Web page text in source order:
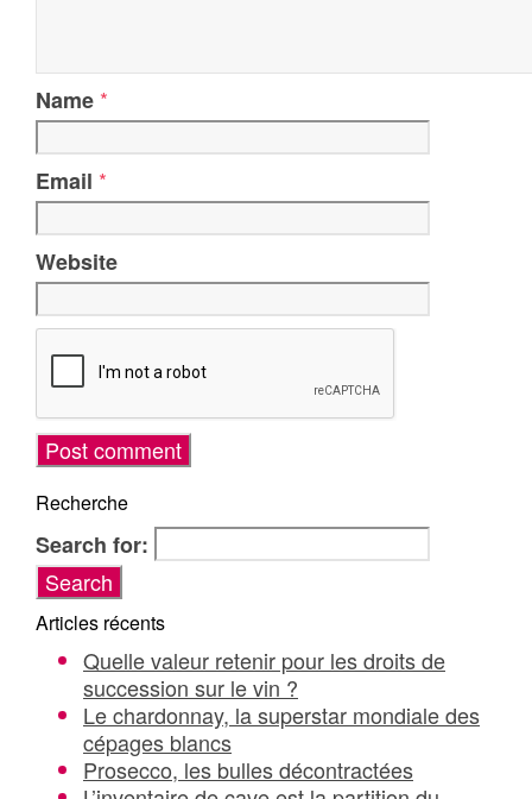
Name *
Email *
Website
Recherche
Search for:
Articles récents
Quelle valeur retenir pour les droits de
succession sur le vin ?
Le chardonnay, la superstar mondiale des
cépages blancs
Prosecco, les bulles décontractées